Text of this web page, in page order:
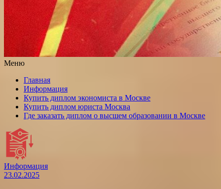
Меню
Главная
Информация
Купить диплом экономиста в Москве
Купить диплом юриста Москва
Где заказать диплом о высшем образовании в Москве
Информация
23.02.2025